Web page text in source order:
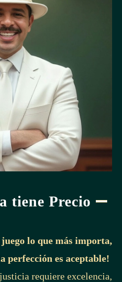
reponer y operar, técnica
de telecomunicaciones
tecnológica, que permita
según los requerimientos de
de telecomunicaciones
en el país, deberán poner a
que el Sistema de
para el cumplimiento eficiente y
aspectos que garanticen que las
deberán ser recibidas por
Sistema habilite, y se brindarán
tiene Precio
juego lo que más importa,
perfección es aceptable!
requiere excelencia,